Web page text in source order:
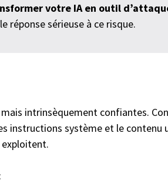
votre IA en outil
réponse sérieuse à ce risque.
intrinsèquement confiantes.
instructions système et le contenu